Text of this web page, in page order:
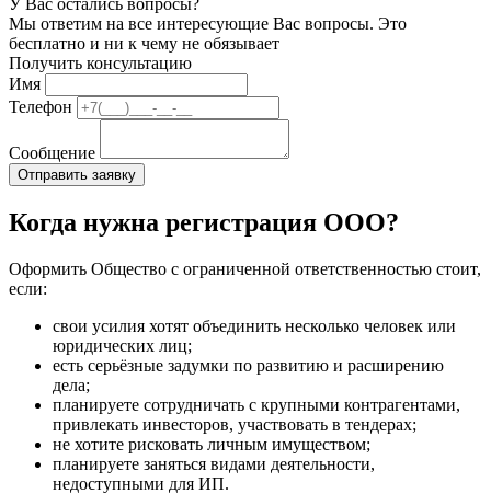
Мы ответим на все интересующие Вас вопросы. Это
бесплатно и ни к чему не обязывает
Получить консультацию
Имя
Телефон
Сообщение
Когда нужна регистрация ООО?
Оформить Общество с ограниченной ответственностью стоит,
если:
свои усилия хотят объединить несколько человек или
юридических лиц;
есть серьёзные задумки по развитию и расширению
дела;
планируете сотрудничать с крупными контрагентами,
привлекать инвесторов, участвовать в тендерах;
не хотите рисковать личным имуществом;
планируете заняться видами деятельности,
недоступными для ИП.